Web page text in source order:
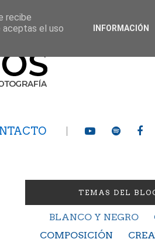
TEMAS DEL
BLANCO Y NEGRO
COMPOSICIÓN
recibe
aceptas el uso
INFORMACIÓN